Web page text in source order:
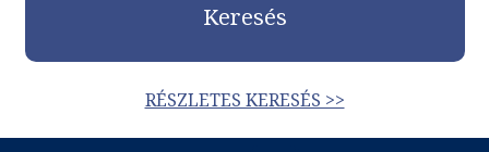
Keresés
RÉSZLETES KERESÉS >>